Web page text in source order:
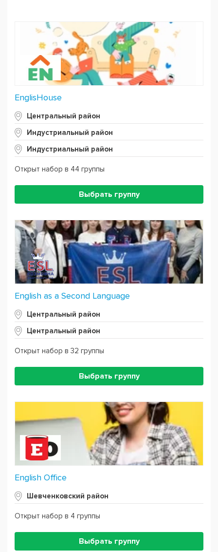
EnglisHouse
Центральный район
Индустриальный район
Индустриальный район
Открыт набор в 44 группы
Выбрать группу
English as a Second Language
Центральный район
Центральный район
Открыт набор в 32 группы
Выбрать группу
English Office
Шевченковский район
Открыт набор в 4 группы
Выбрать группу